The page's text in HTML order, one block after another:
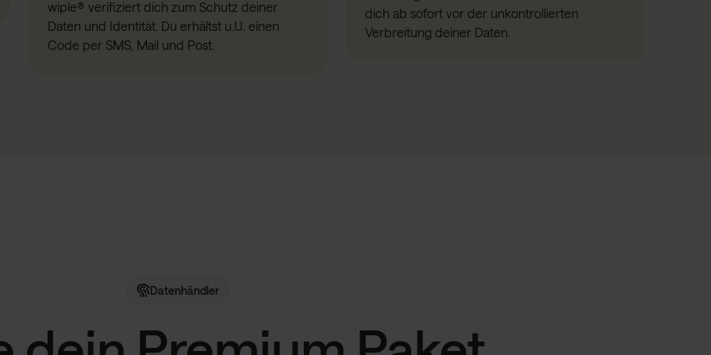
wiple® verifiziert dich zum Schutz deiner
Daten und Identität. Du erhältst u.U. einen
Code per SMS, Mail und Post.
dich ab sofort vor der unkontrollierten
Verbreitung deiner Daten.
Datenhändler